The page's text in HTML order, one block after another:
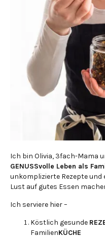
Ich bin Olivia, 3fach-Mama
GENUSSvolle Leben als
unkomplizierte Rezepte und
Lust auf gutes Essen
Ich serviere hier –
Köstlich gesunde
FamilienKÜCHE